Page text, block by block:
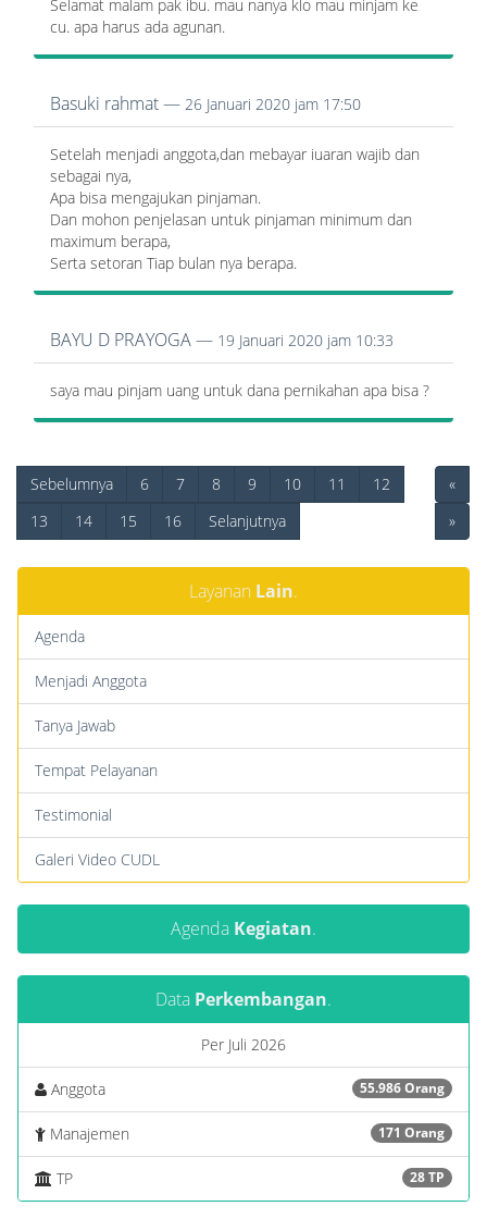
Selamat malam pak ibu. mau nanya klo mau minjam ke
cu. apa harus ada agunan.
Basuki rahmat — 26 Januari 2020 jam 17:50
Setelah menjadi anggota,dan mebayar iuaran wajib dan
sebagai nya,
Apa bisa mengajukan pinjaman.
Dan mohon penjelasan untuk pinjaman minimum dan
maximum berapa,
Serta setoran Tiap bulan nya berapa.
BAYU D PRAYOGA — 19 Januari 2020 jam 10:33
saya mau pinjam uang untuk dana pernikahan apa bisa ?
«
Sebelumnya 6 7 8 9 10 11
12
13
14 15 16 Selanjutnya »
Layanan Lain.
Agenda
Menjadi Anggota
Tanya Jawab
Tempat Pelayanan
Testimonial
Galeri Video CUDL
Agenda Kegiatan.
Data Perkembangan.
Per Juli 2026
55.986 Orang
Anggota
171 Orang
Manajemen
28 TP
TP